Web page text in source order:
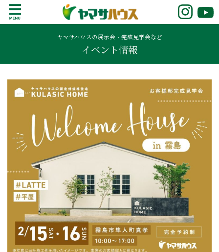
o
鹿児島で注文住宅ならヤマサハウス
新築の注文住宅や建売モデルハウスをお探し
の方はこちら。鹿児島県内で11年連続ナンバ
ーワンの実績を誇る、絆の家でおなじみの
ヤマサハウス。展示場情報や家づくりのこだ
ヤマサハウスの展示会・完成見学会など
イベント情報